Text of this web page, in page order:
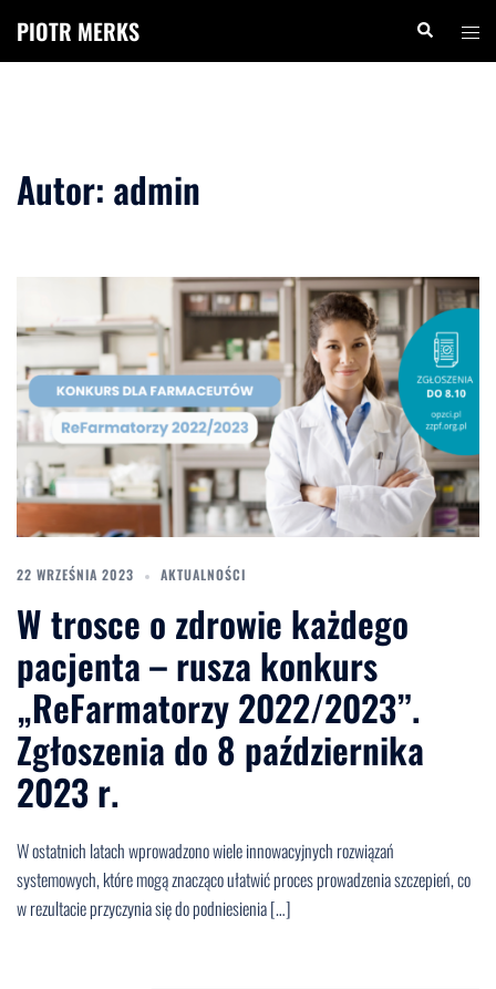
treści
PIOTR MERKS Szukaj
menu
Autor: admin
22 WRZEŚNIA 2023 AKTUALNOŚCI
W trosce o zdrowie każdego
pacjenta – rusza konkurs
„ReFarmatorzy 2022/2023”.
Zgłoszenia do 8 października
2023 r.
W ostatnich latach wprowadzono wiele innowacyjnych rozwiązań
systemowych, które mogą znacząco ułatwić proces prowadzenia szczepień, co
w rezultacie przyczynia się do podniesienia […]